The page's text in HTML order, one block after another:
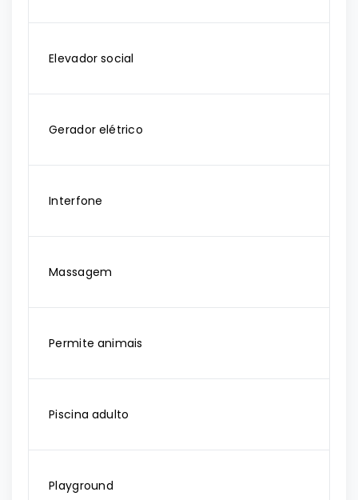
Elevador social
Gerador elétrico
Interfone
Massagem
Permite animais
Piscina adulto
Playground